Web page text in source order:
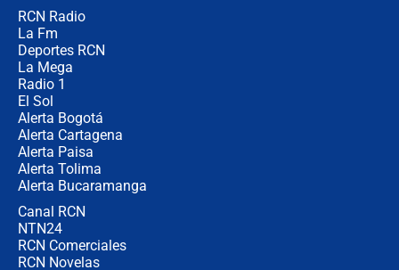
RCN Radio
La Fm
Deportes RCN
La Mega
Radio 1
El Sol
Alerta Bogotá
Alerta Cartagena
Alerta Paisa
Alerta Tolima
Alerta Bucaramanga
Canal RCN
NTN24
RCN Comerciales
RCN Novelas